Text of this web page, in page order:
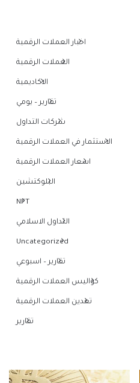
اخبار العملات الرقمية
العملات الرقمية
الاكاديمية
تقارير – يومي
شركات التداول
الاستثمار في العملات الرقمية
اسعار العملات الرقمية
البلوكتشين
NFT
التداول الاسلامي
Uncategorized
تقارير – اسبوعي
كواليس العملات الرقمية
تعدين العملات الرقمية
تقارير